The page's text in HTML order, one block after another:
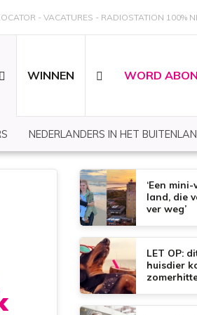
VACATURES RADIOSTATION 100%
NEDERLANDERS IN HET
WINNEN WORD
‘Een
land, die
ver weg’
LET OP:
huisdier